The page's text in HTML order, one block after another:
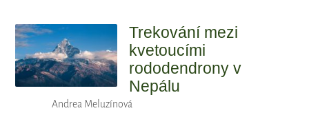
Trekování mezi
kvetoucími
rododendrony v
Nepálu
Andrea Meluzínová